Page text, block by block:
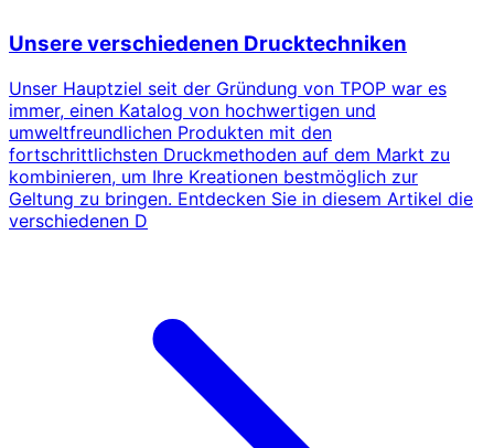
Unsere verschiedenen Drucktechniken
Unser Hauptziel seit der Gründung von TPOP war es
immer, einen Katalog von hochwertigen und
umweltfreundlichen Produkten mit den
fortschrittlichsten Druckmethoden auf dem Markt zu
kombinieren, um Ihre Kreationen bestmöglich zur
Geltung zu bringen. Entdecken Sie in diesem Artikel die
verschiedenen D